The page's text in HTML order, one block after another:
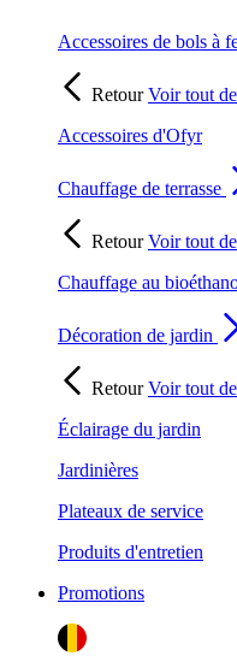
Accessoires de bols à
RetourVoir tout de
Accessoires d'Ofyr
Chauffage de terrasse
RetourVoir tout de
Chauffage au
Décoration de jardin
RetourVoir tout de
Éclairage du jardin
Jardinières
Plateaux de service
Produits d'entretien
Promotions